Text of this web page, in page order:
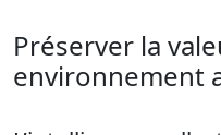
Préserver la
environnement